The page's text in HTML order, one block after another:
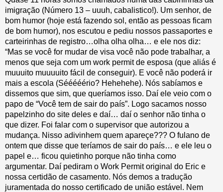
imigração (Número 13 – uuuh, cabalistico!). Um senhor, de
bom humor (hoje está fazendo sol, então as pessoas ficam
de bom humor), nos escutou e pediu nossos passaportes e
carteirinhas de registro…olha olha olha… e ele nos diz:
“Mas se você for mudar de visa você não pode trabalhar, a
menos que seja com um work permit de esposa (que aliás é
muuuito muuuuito fácil de conseguir). E você não poderá ir
mais a escola (Sééééério? Hehehehe). Nós sabíamos e
dissemos que sim, que queríamos isso. Daí ele veio com o
papo de “Você tem de sair do país”. Logo sacamos nosso
papelzinho do site deles e daí… daí o senhor não tinha o
que dizer. Foi falar com o supervisor que autorizou a
mudança. Nisso adivinhem quem apareçe??? O fulano de
ontem que disse que teríamos de sair do país… e ele leu o
papel e… ficou quietinho porque não tinha como
argumentar. Daí pediram o Work Permit original do Eric e
nossa certidão de casamento. Nós demos a tradução
juramentada do nosso certificado de união estável. Nem